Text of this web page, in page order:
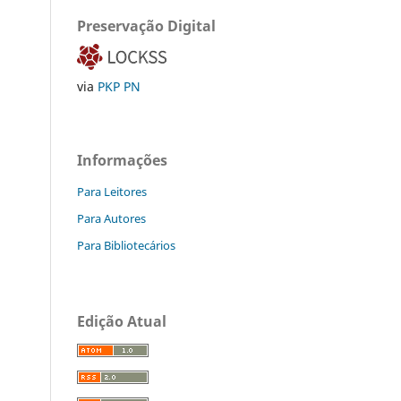
Preservação Digital
via PKP PN
Informações
Para Leitores
Para Autores
Para Bibliotecários
Edição Atual